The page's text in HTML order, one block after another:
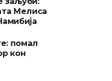
Мелиса
помал
кон